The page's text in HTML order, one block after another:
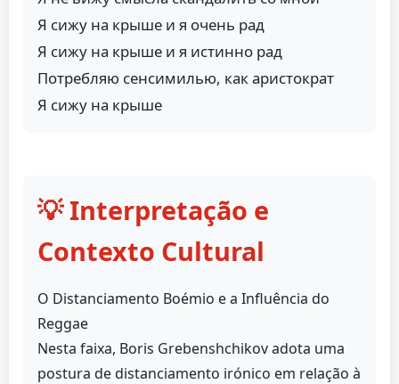
Я сижу на крыше и я очень рад
Я сижу на крыше и я истинно рад
Потребляю сенсимилью, как аристократ
Я сижу на крыше
💡 Interpretação e
Contexto Cultural
O Distanciamento Boémio e a Influência do
Reggae
Nesta faixa, Boris Grebenshchikov adota uma
postura de distanciamento irónico em relação à